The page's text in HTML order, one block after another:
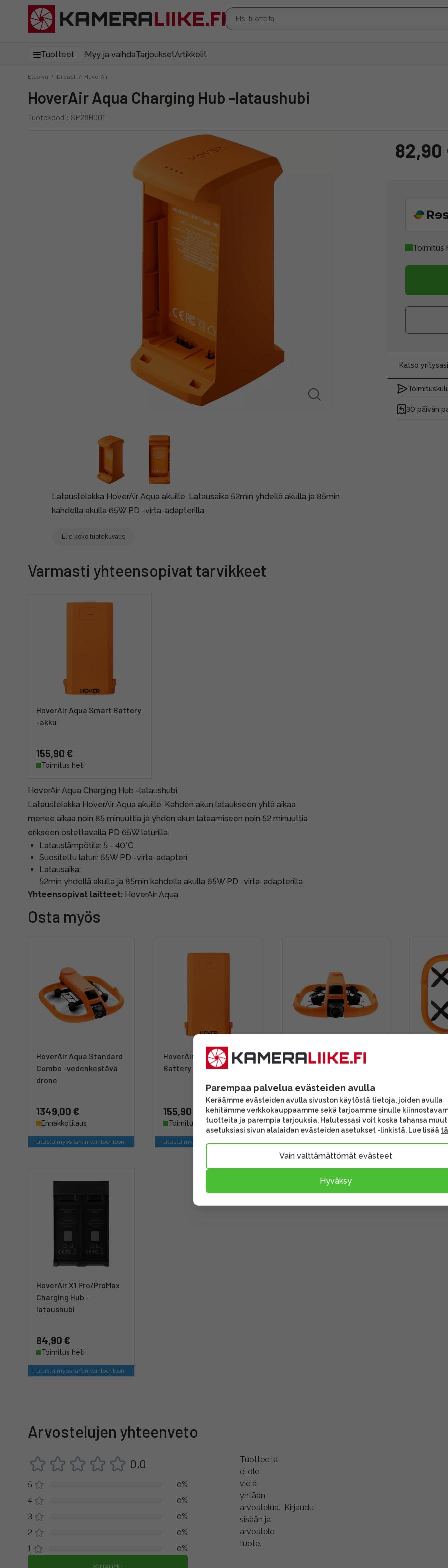
Tuotteet Myy ja vaihdaTarjouksetArtikkelit
Etusivu / Dronet / HoverAir
HoverAir Aqua Charging Hub -lataushubi
Tuotekoodi: SP28H001
Lataustelakka HoverAir Aqua akuille. Latausaika 52min yhdellä akulla ja 85min
kahdella akulla 65W PD -virta-adapterilla
Lue koko tuotekuvaus
82,90
Toimitus
Katso
30 päivän
Varmasti yhteensopivat tarvikkeet
HoverAir Aqua Smart Battery
-akku
155,90 €
Toimitus heti
HoverAir Aqua Charging Hub -lataushubi
Lataustelakka HoverAir Aqua akuille. Kahden akun lataukseen yhtä aikaa
menee aikaa noin 85 minuuttia ja yhden akun lataamiseen noin 52 minuuttia
erikseen ostettavalla PD 65W laturilla.
Latauslämpötila: 5 - 40°C
Suositeltu laturi: 65W PD -virta-adapteri
Latausaika:
52min yhdellä akulla ja 85min kahdella akulla 65W PD -virta-adapterilla
Yhteensopivat laitteet: HoverAir Aqua
Osta myös
HoverAir Aqua Standard
Combo -vedenkestävä
drone
1349,00 €
Ennakkotilaus
Tutustu myös tähän vaihtoehtoon
HoverAir Aqua Smart
Battery -akku
155,90 €
Toimitus heti
Tutustu myös tähän vaihtoehtoon
HoverAir Aqua Basic
1449,00 €
Toimitus heti
Tutustu myös tähän vaihtoehtoon
51,90
Tutustu
HoverAir X1 Pro/ProMax
Charging Hub -
lataushubi
84,90 €
Toimitus heti
Tutustu myös tähän vaihtoehtoon
Arvostelujen yhteenveto
0,0
5
0%
4
0%
3
0%
2
0%
1
0%
Tuotteella
ei ole
vielä
yhtään
arvostelua. Kirjaudu
sisään ja
arvostele
tuote.
Parempaa palvelua evästeiden avulla
Keräämme evästeiden avulla sivuston käytöstä tietoja, joiden avulla
kehitämme verkkokauppaamme sekä tarjoamme sinulle
tuotteita ja parempia tarjouksia. Halutessasi voit koska tahansa
asetuksiasi sivun alalaidan evästeiden asetukset -linkistä. Lue lisää
Vain välttämättömät evästeet
Hyväksy